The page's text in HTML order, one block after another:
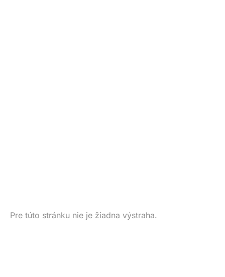
Pre túto stránku nie je žiadna výstraha.